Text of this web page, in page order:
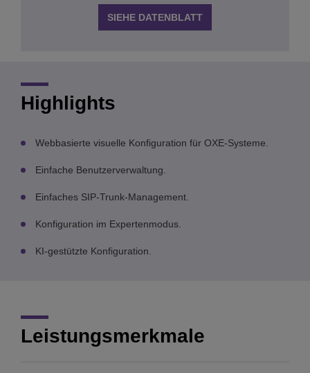
SIEHE DATENBLATT
Highlights
Webbasierte visuelle Konfiguration für OXE-Systeme.
Einfache Benutzerverwaltung.
Einfaches SIP-Trunk-Management.
Konfiguration im Expertenmodus.
KI-gestützte Konfiguration.
Leistungsmerkmale